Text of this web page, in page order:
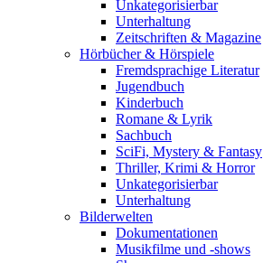
Unkategorisierbar
Unterhaltung
Zeitschriften & Magazine
Hörbücher & Hörspiele
Fremdsprachige Literatur
Jugendbuch
Kinderbuch
Romane & Lyrik
Sachbuch
SciFi, Mystery & Fantasy
Thriller, Krimi & Horror
Unkategorisierbar
Unterhaltung
Bilderwelten
Dokumentationen
Musikfilme und -shows